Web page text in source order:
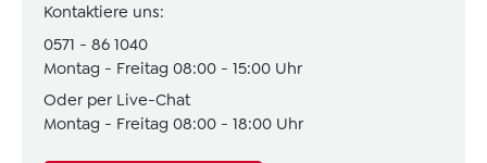
Kontaktiere uns:
0571 - 86 1040
Montag - Freitag 08:00 - 15:00 Uhr
Oder per Live-Chat
Montag - Freitag 08:00 - 18:00 Uhr